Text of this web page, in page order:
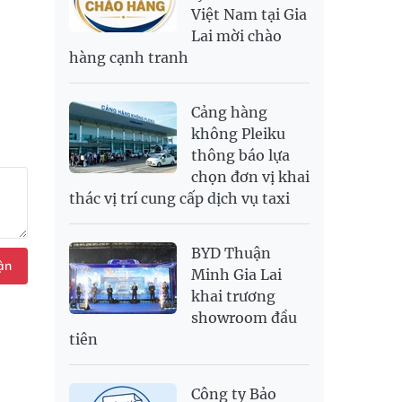
SAR
6,949.25
7,248.34
2,700.94
2,815.47
SGD
USD
26,020 26,050 26,430
Việt Nam tại Gia
Lai mời chào
hàng cạnh tranh
Cảng hàng
không Pleiku
thông báo lựa
chọn đơn vị khai
thác vị trí cung cấp dịch vụ taxi
BYD Thuận
Minh Gia Lai
khai trương
showroom đầu
tiên
Công ty Bảo